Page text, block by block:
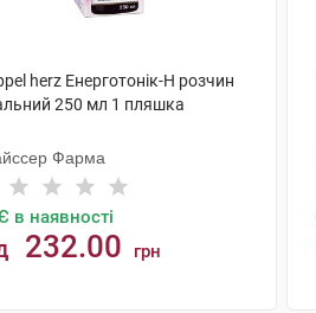
herz Енерготонік-H розчин
250 мл 1 пляшка
Фарма
в наявності
232.00 грн